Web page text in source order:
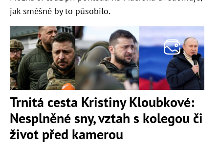
jak směšně by to působilo.
Trnitá cesta Kristiny Kloubkové:
Nesplněné sny, vztah s kolegou či
život před kamerou